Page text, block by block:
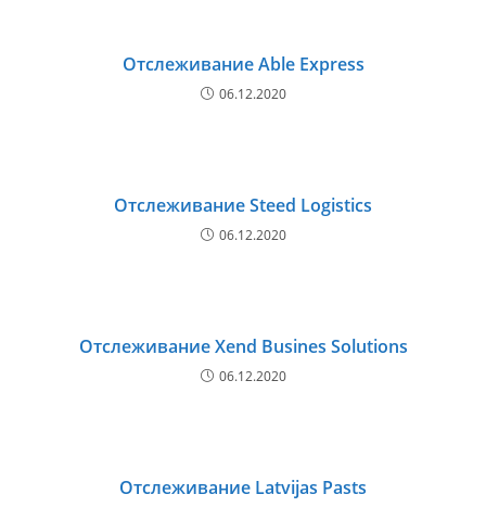
Отслеживание Able Express
06.12.2020
Отслеживание Steed Logistics
06.12.2020
Отслеживание Xend Busines Solutions
06.12.2020
Отслеживание Latvijas Pasts